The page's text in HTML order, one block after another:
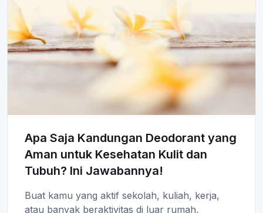
Apa Saja Kandungan Deodorant yang
Aman untuk Kesehatan Kulit dan
Tubuh? Ini Jawabannya!
Buat kamu yang aktif sekolah, kuliah, kerja,
atau banyak beraktivitas di luar rumah,